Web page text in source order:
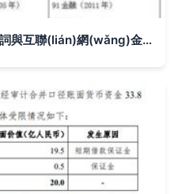
2018年金融科技關(guān)鍵詞與互聯(lián)網(wǎng)金融從業(yè)必懂知識 接受金融機(jī)構(gòu)委托的金融業(yè)務(wù)流程外包服務(wù)解析